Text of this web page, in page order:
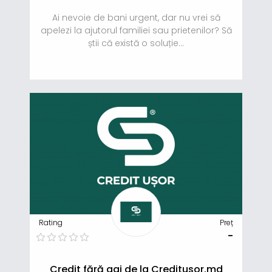
Ai nevoie de bani urgent, dar nu vrei să
apelezi la ajutorul familiei sau prietenilor? Să
știi că există o soluție...
Rating Preț
-